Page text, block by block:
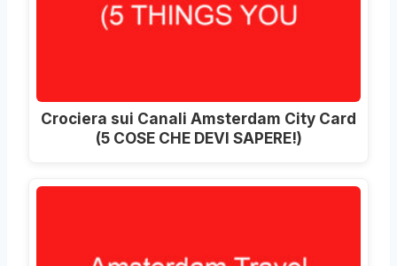
Crociera sui Canali Amsterdam City Card
(5 COSE CHE DEVI SAPERE!)